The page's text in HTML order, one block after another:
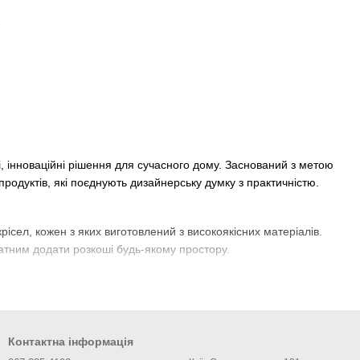
рішення для сучасного дому. Заснований з метою
які поєднують дизайнерську думку з практичністю.
кожен з яких виготовлений з високоякісних матеріалів.
додати розкоші будь-якому простору.
Контактна інформація